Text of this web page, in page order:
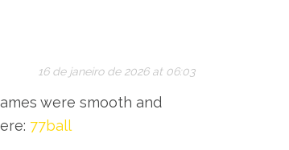
16 de janeiro de 2026 at 06:03
were smooth and
77ball